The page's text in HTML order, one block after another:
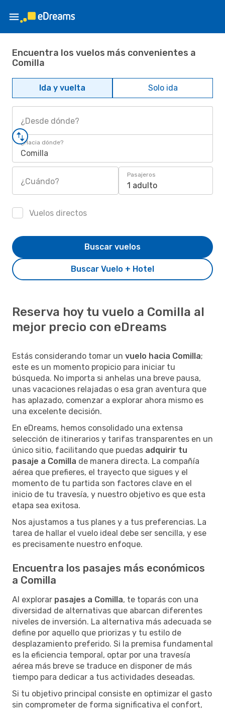
Encuentra los vuelos más convenientes a
Comilla
Ida y vuelta Solo ida
¿Desde dónde?
¿Hacia dónde?
Comilla
¿Cuándo?
Pasajeros
1 adulto
Vuelos directos
Buscar Vuelo + Hotel
Buscar vuelos
Reserva hoy tu vuelo a Comilla al
mejor precio con eDreams
Estás considerando tomar un vuelo hacia Comilla;
este es un momento propicio para iniciar tu
búsqueda. No importa si anhelas una breve pausa,
unas vacaciones relajadas o esa gran aventura que
has aplazado, comenzar a explorar ahora mismo es
una excelente decisión.
En eDreams, hemos consolidado una extensa
selección de itinerarios y tarifas transparentes en un
único sitio, facilitando que puedas adquirir tu
pasaje a Comilla de manera directa. La compañía
aérea que prefieres, el trayecto que sigues y el
momento de tu partida son factores clave en el
inicio de tu travesía, y nuestro objetivo es que esta
etapa sea exitosa.
Nos ajustamos a tus planes y a tus preferencias. La
tarea de hallar el vuelo ideal debe ser sencilla, y ese
es precisamente nuestro enfoque.
Encuentra los pasajes más económicos
a Comilla
Al explorar pasajes a Comilla, te toparás con una
diversidad de alternativas que abarcan diferentes
niveles de inversión. La alternativa más adecuada se
define por aquello que priorizas y tu estilo de
desplazamiento preferido. Si la premisa fundamental
es la eficiencia temporal, optar por una travesía
aérea más breve se traduce en disponer de más
tiempo para dedicar a tus actividades deseadas.
Si tu objetivo principal consiste en optimizar el gasto
sin comprometer de forma significativa el confort,